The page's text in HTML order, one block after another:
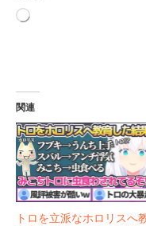
読
関連
トロを立派なホロリスへ